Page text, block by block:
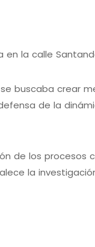
la calle
buscaba crear
de la
de los
la